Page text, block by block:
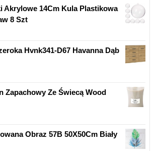
Akrylowe 14Cm Kula Plastikowa
8 Szt
Hvnk341-D67 Havanna Dąb
Zapachowy Ze Świecą Wood
Obraz 57B 50X50Cm Biały